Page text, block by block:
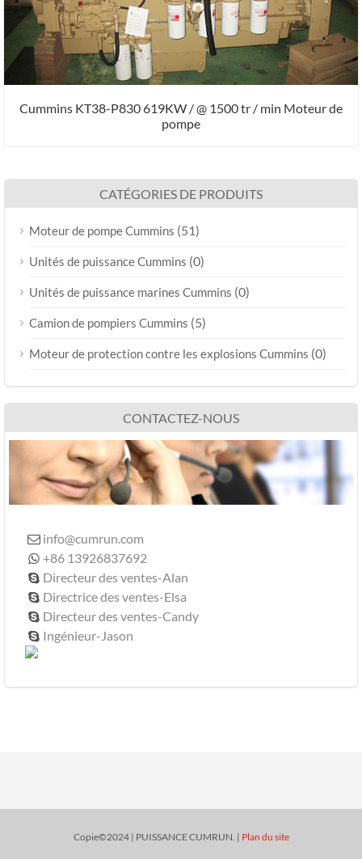
Cummins KT38-P830 619KW / @ 1500 tr / min Moteur de
pompe
CATÉGORIES DE PRODUITS
Moteur de pompe Cummins (51)
Unités de puissance Cummins (0)
Unités de puissance marines Cummins (0)
Camion de pompiers Cummins (5)
Moteur de protection contre les explosions Cummins (0)
CONTACTEZ-NOUS
 info@cumrun.com
 +86 13926837692
 Directeur des ventes-Alan
 Directrice des ventes-Elsa
 Directeur des ventes-Candy
 Ingénieur-Jason
Copie©2024 | PUISSANCE CUMRUN. | Plan du site